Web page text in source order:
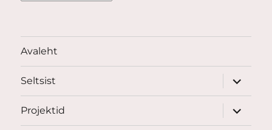
Avaleht
Seltsist
laienda
Projektid
laienda